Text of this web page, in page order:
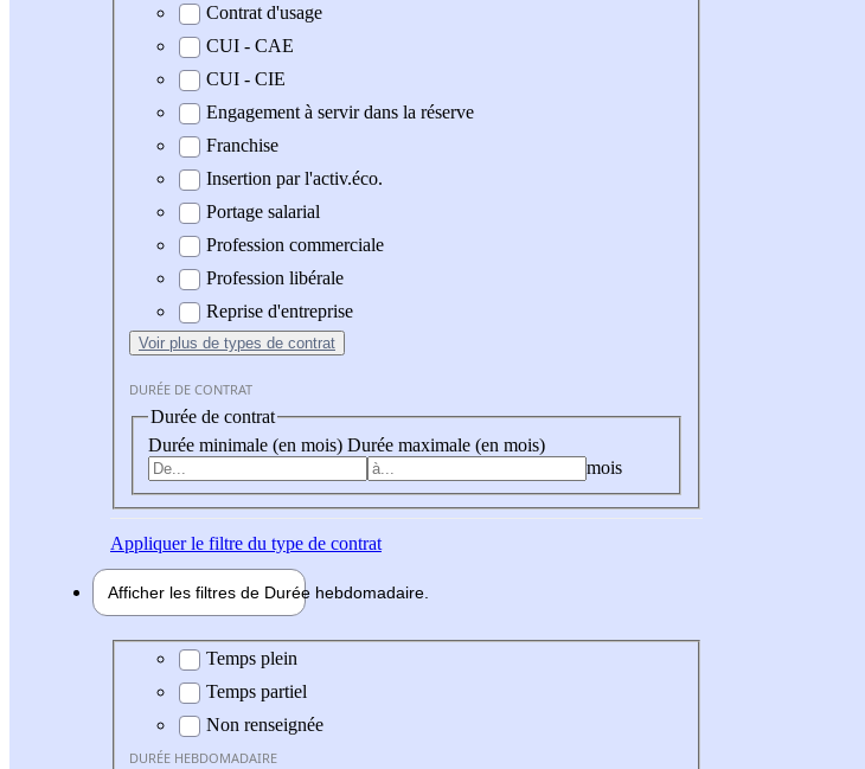
Contrat d'usage
CUI - CAE
CUI - CIE
Engagement à servir dans la réserve
Franchise
Insertion par l'activ.éco.
Portage salarial
Profession commerciale
Profession libérale
Reprise d'entreprise
Voir plus de types de contrat
DURÉE DE CONTRAT
Durée de contrat
Durée minimale (en mois) Durée maximale (en mois)
mois
Appliquerle filtre du type de contrat
Afficher les filtres de Durée hebdomadaire
Durée hebdomadaire
Temps plein
Temps partiel
Non renseignée
DURÉE HEBDOMADAIRE